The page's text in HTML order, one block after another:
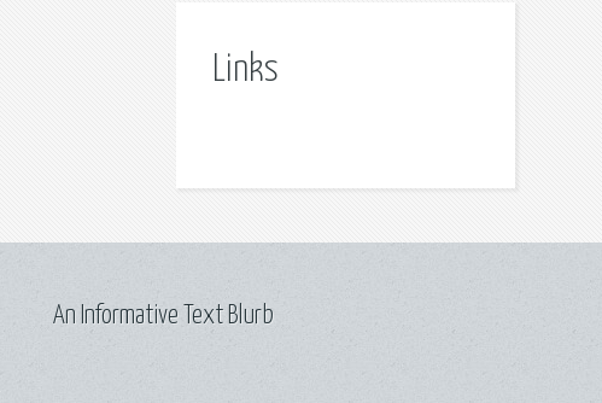
Links
An Informative Text Blurb